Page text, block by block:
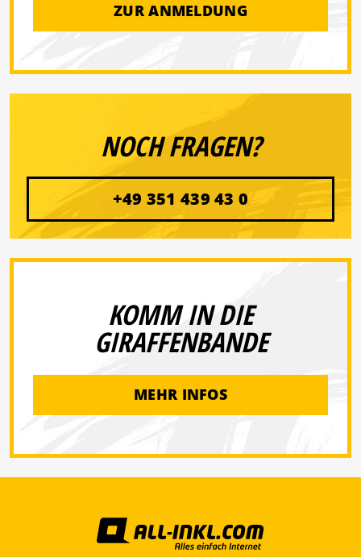
ZUR ANMELDUNG
NOCH FRAGEN?
+49 351 439 43 0
KOMM IN DIE
GIRAFFENBANDE
MEHR INFOS